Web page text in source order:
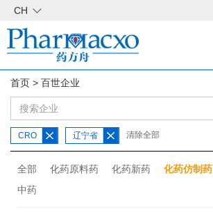
CH
首页 > 百世企业
CRO 辽宁省 清除全部
全部 化药原料药 化药新药 化药仿制药
中药